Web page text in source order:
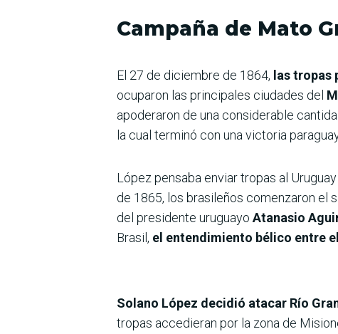
Campaña de Mato
El 27 de diciembre de 1864, las tropas
ocuparon las principales ciudades del
apoderaron de una considerable
la cual terminó con una victoria
López pensaba enviar tropas al
de 1865, los brasileños comenzaron el
del presidente uruguayo Atanasio
Brasil, el entendimiento bélico entre
Solano López decidió atacar Río
tropas accedieran por la zona de